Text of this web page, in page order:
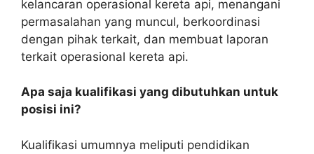
kelancaran operasional kereta api, menangani
permasalahan yang muncul, berkoordinasi
dengan pihak terkait, dan membuat laporan
terkait operasional kereta api.
Apa saja kualifikasi yang dibutuhkan untuk
posisi ini?
Kualifikasi umumnya meliputi pendidikan